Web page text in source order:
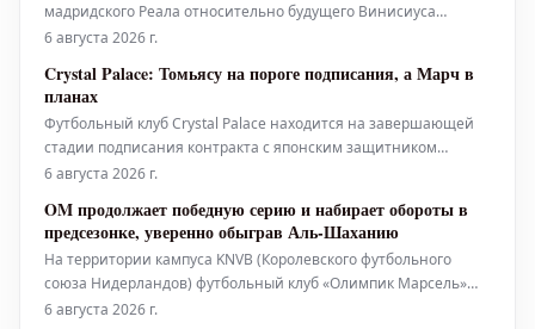
мадридского Реала относительно будущего Винисиуса
Жуниора в клубе. Это стало известно после очередного раунда
приближением истечения срока контракта их звездного
нападающего через 12 меся
6 августа 2026 г.
Crystal Palace: Томьясу на пороге подписания, а Марч в
планах
Футбольный клуб Crystal Palace находится на завершающей
стадии подписания контракта с японским защитником
Такехиро Томьясу. Игрок присоединится к команде на правах
клуб рассматривает возможность усиления состава вингером
Солли Марчем.
6 августа 2026 г.
OM продолжает победную серию и набирает обороты в
предсезонке, уверенно обыграв Аль-Шаханию
На территории кампуса KNVB (Королевского футбольного
союза Нидерландов) футбольный клуб «Олимпик Марсель»
одержал свою третью летнюю победу, уверенно переиграв
6 августа 2026 г.